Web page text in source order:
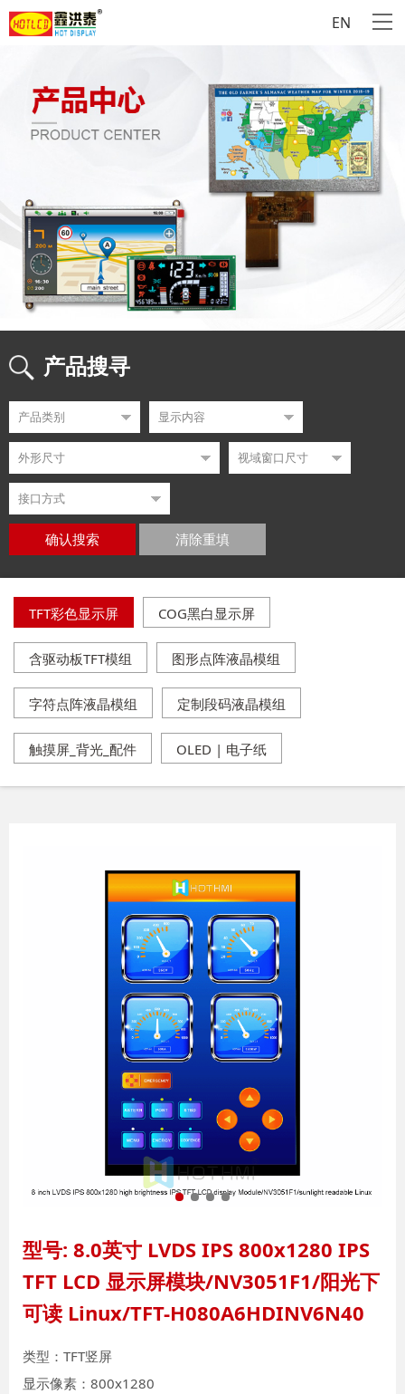
EN
产品搜寻
确认搜索 清除重填
TFT彩色显示屏 COG黑白显示屏
含驱动板TFT模组 图形点阵液晶模组
字符点阵液晶模组 定制段码液晶模组
触摸屏_背光_配件 OLED | 电子纸
型号: 8.0英寸 LVDS IPS 800x1280 IPS
TFT LCD 显示屏模块/NV3051F1/阳光下
可读 Linux/TFT-H080A6HDINV6N40
类型：TFT竖屏
显示像素：800x1280